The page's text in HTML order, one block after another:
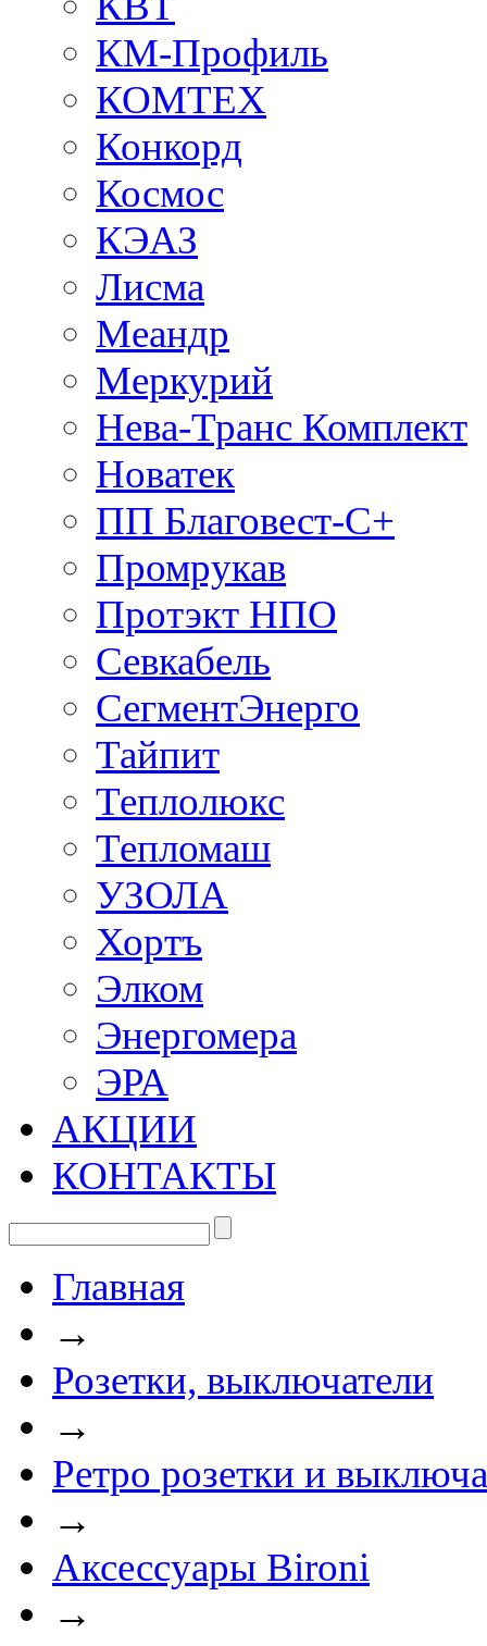
КМ-Профиль
КОМТЕХ
Конкорд
Космос
КЭАЗ
Лисма
Меандр
Меркурий
Нева-Транс Комплект
Новатек
ПП Благовест-С+
Промрукав
Протэкт НПО
Севкабель
СегментЭнерго
Тайпит
Теплолюкс
Тепломаш
УЗОЛА
Хортъ
Элком
Энергомера
ЭРА
АКЦИИ
КОНТАКТЫ
Главная
→
Розетки, выключатели
→
Ретро розетки и
→
Аксессуары Bironi
→